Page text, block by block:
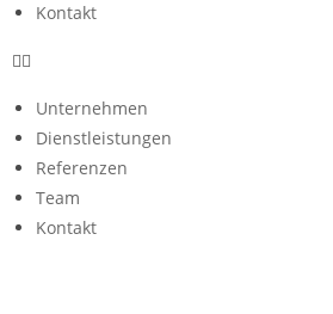
Kontakt
Unternehmen
Dienstleistungen
Referenzen
Team
Kontakt